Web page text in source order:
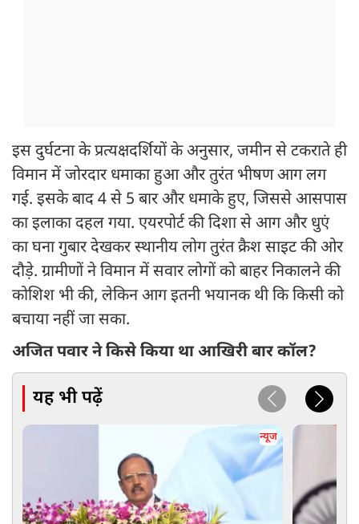
इस दुर्घटना के प्रत्यक्षदर्शियों के अनुसार, जमीन से टकराते ही
विमान में जोरदार धमाका हुआ और तुरंत भीषण आग लग
गई. इसके बाद 4 से 5 बार और धमाके हुए, जिससे आसपास
का इलाका दहल गया. एयरपोर्ट की दिशा से आग और धुएं
का घना गुबार देखकर स्थानीय लोग तुरंत क्रैश साइट की ओर
दौड़े. ग्रामीणों ने विमान में सवार लोगों को बाहर निकालने की
कोशिश भी की, लेकिन आग इतनी भयानक थी कि किसी को
बचाया नहीं जा सका.
अजित पवार ने किसे किया था आखिरी बार कॉल?
यह भी पढ़ें
न्यूज